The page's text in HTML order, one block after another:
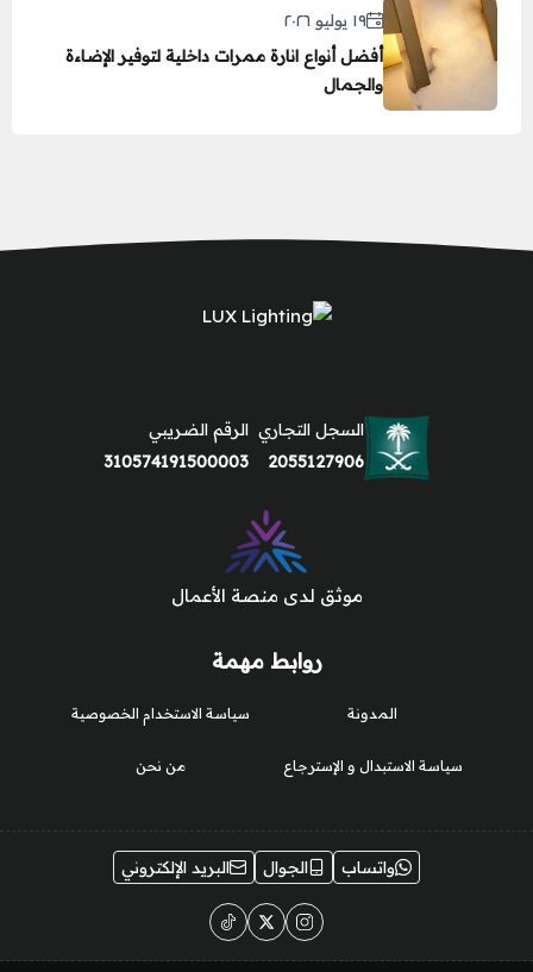
١٩ يوليو ٢٠٢٦
أفضل أنواع انارة ممرات داخلية لتوفير الإضاءة
والجمال
روابط مهمة
المدونة
سياسة الاستبدال و الإسترجاع
سياسة الاستخدام الخصوصية
من نحن
السجل التجاري
2055127906
الرقم الضريبي
310574191500003
موثق لدى منصة الأعمال
واتساب الجوال البريد الإلكتروني